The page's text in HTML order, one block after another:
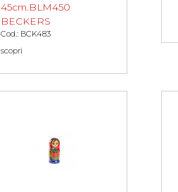
45cm.BLM450
BECKERS
Cod.: BCK483
scopri